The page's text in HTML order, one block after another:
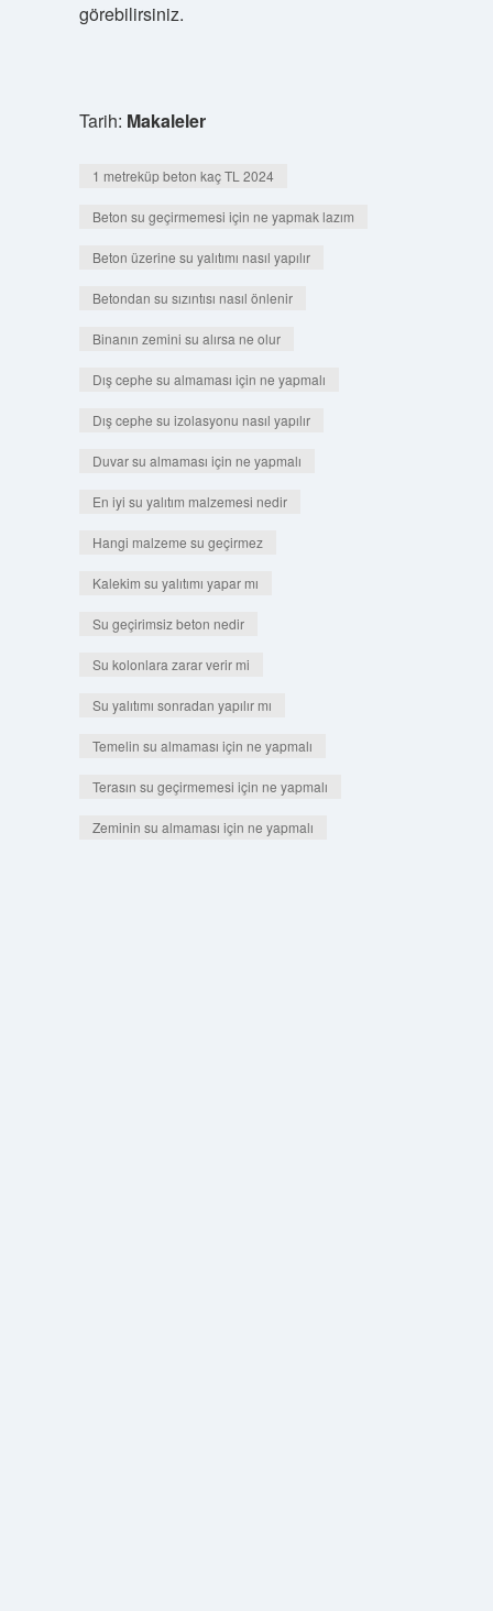
görebilirsiniz.
Tarih: Makaleler
1 metreküp beton kaç TL 2024
Beton su geçirmemesi için ne yapmak lazım
Beton üzerine su yalıtımı nasıl yapılır
Betondan su sızıntısı nasıl önlenir
Binanın zemini su alırsa ne olur
Dış cephe su almaması için ne yapmalı
Dış cephe su izolasyonu nasıl yapılır
Duvar su almaması için ne yapmalı
En iyi su yalıtım malzemesi nedir
Hangi malzeme su geçirmez
Kalekim su yalıtımı yapar mı
Su geçirimsiz beton nedir
Su kolonlara zarar verir mi
Su yalıtımı sonradan yapılır mı
Temelin su almaması için ne yapmalı
Terasın su geçirmemesi için ne yapmalı
Zeminin su almaması için ne yapmalı